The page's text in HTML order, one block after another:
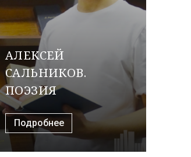
АЛЕКСЕЙ
САЛЬНИКОВ.
ПОЭЗИЯ
Подробнее